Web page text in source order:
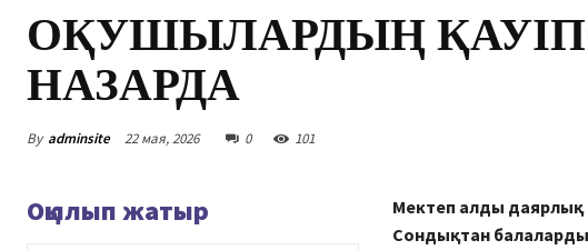
ОҚУШЫЛАРДЫҢ
НАЗАРДА
By adminsite 22 мая, 2026 0 101
Оқылып жатыр
Мектеп алды даярлық
Сондықтан балалардың